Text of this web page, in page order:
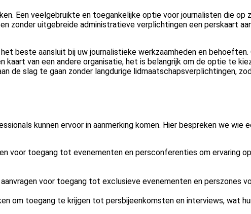
Een veelgebruikte en toegankelijke optie voor journalisten die op
zonder uitgebreide administratieve verplichtingen een perskaart
beste aansluit bij uw journalistieke werkzaamheden en behoeften.
van een andere organisatie, het is belangrijk om de optie te
de slag te gaan zonder langdurige lidmaatschapsverplichtingen,
kunnen ervoor in aanmerking komen. Hier bespreken we wie
voor toegang tot evenementen en persconferenties om ervaring
voor toegang tot exclusieve evenementen en perszones
om toegang te krijgen tot persbijeenkomsten en interviews, wat